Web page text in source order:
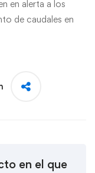
en alerta a los
de caudales en
en el que